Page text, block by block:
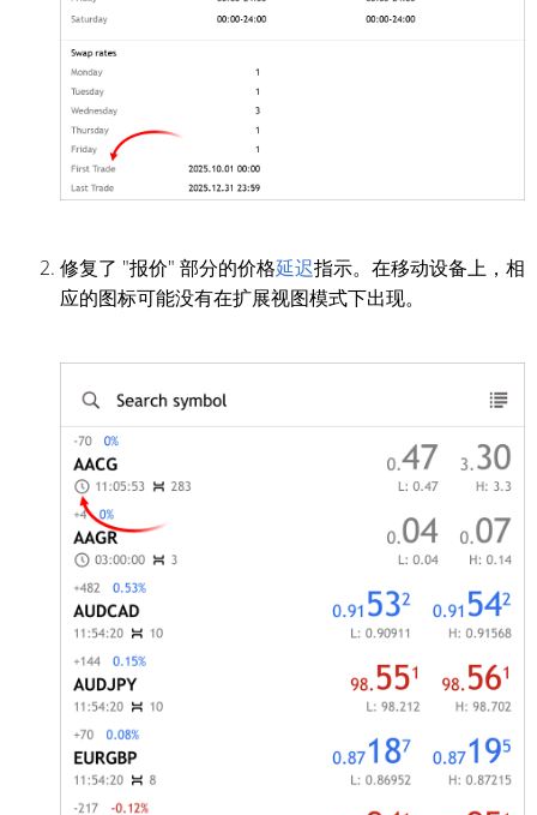
修复了 "报价" 部分的价格延迟指示。在移动设备上，相
应的图标可能没有在扩展视图模式下出现。